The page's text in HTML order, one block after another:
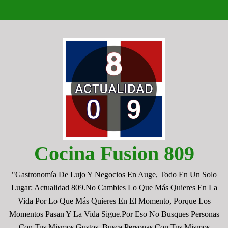
Cocina Fusion 809
"Gastronomía De Lujo Y Negocios En Auge, Todo En Un Solo
Lugar: Actualidad 809.No Cambies Lo Que Más Quieres En La
Vida Por Lo Que Más Quieres En El Momento, Porque Los
Momentos Pasan Y La Vida Sigue.por Eso No Busques Personas